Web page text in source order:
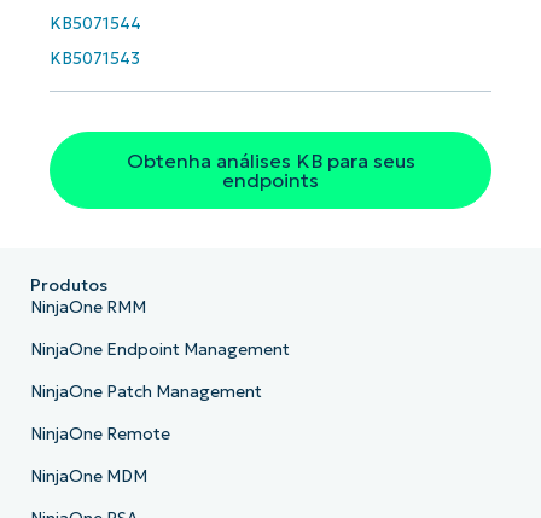
KB5071544
KB5071543
Obtenha análises KB para seus
endpoints
País
Produtos
NinjaOne RMM
NinjaOne Endpoint Management
NinjaOne Patch Management
NinjaOne Remote
NinjaOne MDM